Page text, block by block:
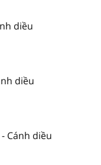
diều
diều
Cánh diều